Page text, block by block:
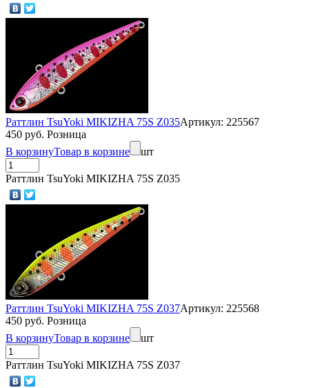
Раттлин TsuYoki MIKIZHA 75S Z035Артикул: 225567
450 руб. Розница
В корзинуТовар в корзине шт
Раттлин TsuYoki MIKIZHA 75S Z035
Раттлин TsuYoki MIKIZHA 75S Z037Артикул: 225568
450 руб. Розница
В корзинуТовар в корзине шт
Раттлин TsuYoki MIKIZHA 75S Z037